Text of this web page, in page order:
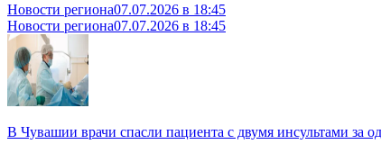
Новости региона07.07.2026 в 18:45
Новости региона07.07.2026 в 18:45
В Чувашии врачи спасли пациента с двумя инсультами за